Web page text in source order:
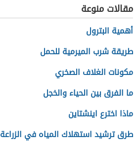
مقالات منوعة
أهمية البترول
طريقة شرب الميرمية للحمل
مكونات الغلاف الصخري
ما الفرق بين الحياء والخجل
ماذا اخترع اينشتاين
طرق ترشيد استهلاك المياه في الزراعة